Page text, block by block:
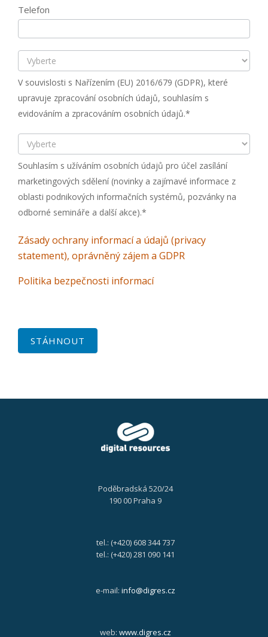
Telefon
V souvislosti s Nařízením (EU) 2016/679 (GDPR), které
upravuje zpracování osobních údajů, souhlasím s
evidováním a zpracováním osobních údajů.*
Souhlasím s užíváním osobních údajů pro účel zasílání
marketingových sdělení (novinky a zajímavé informace z
oblasti podnikových informačních systémů, pozvánky na
odborné semináře a další akce).*
Zásady ochrany informací a údajů (privacy
statement), oprávněný zájem a GDPR
Politika bezpečnosti informací
STÁHNOUT
Poděbradská 520/24
190 00 Praha 9
tel.: (+420) 608 344 737
tel.: (+420) 281 090 141
e-mail: info@digres.cz
web: www.digres.cz